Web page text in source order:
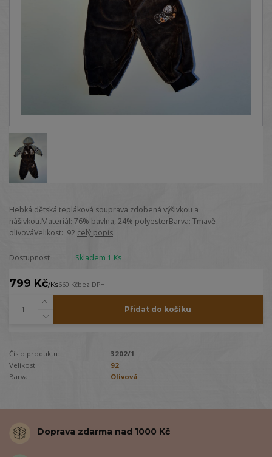
Hebká dětská tepláková souprava zdobená výšivkou a
nášivkou.Materiál: 76% bavlna, 24% polyesterBarva: Tmavě
olivováVelikost: 92 celý popis
Dostupnost Skladem 1 Ks
799 Kč/Ks660 Kčbez DPH
Přidat do košíku
Číslo produktu:
3202/1
Velikost:
92
Barva:
Olivová
Doprava zdarma nad 1000 Kč